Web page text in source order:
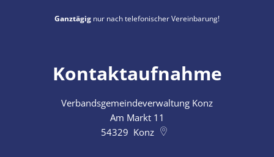
Ganztägig nur nach telefonischer Vereinbarung!
Kontaktaufnahme
Verbandsgemeindeverwaltung Konz
Am Markt 11
54329 Konz